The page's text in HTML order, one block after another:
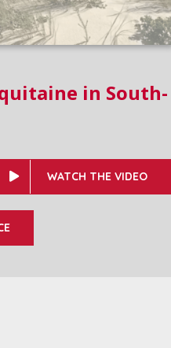
in South-
WATCH THE VIDEO